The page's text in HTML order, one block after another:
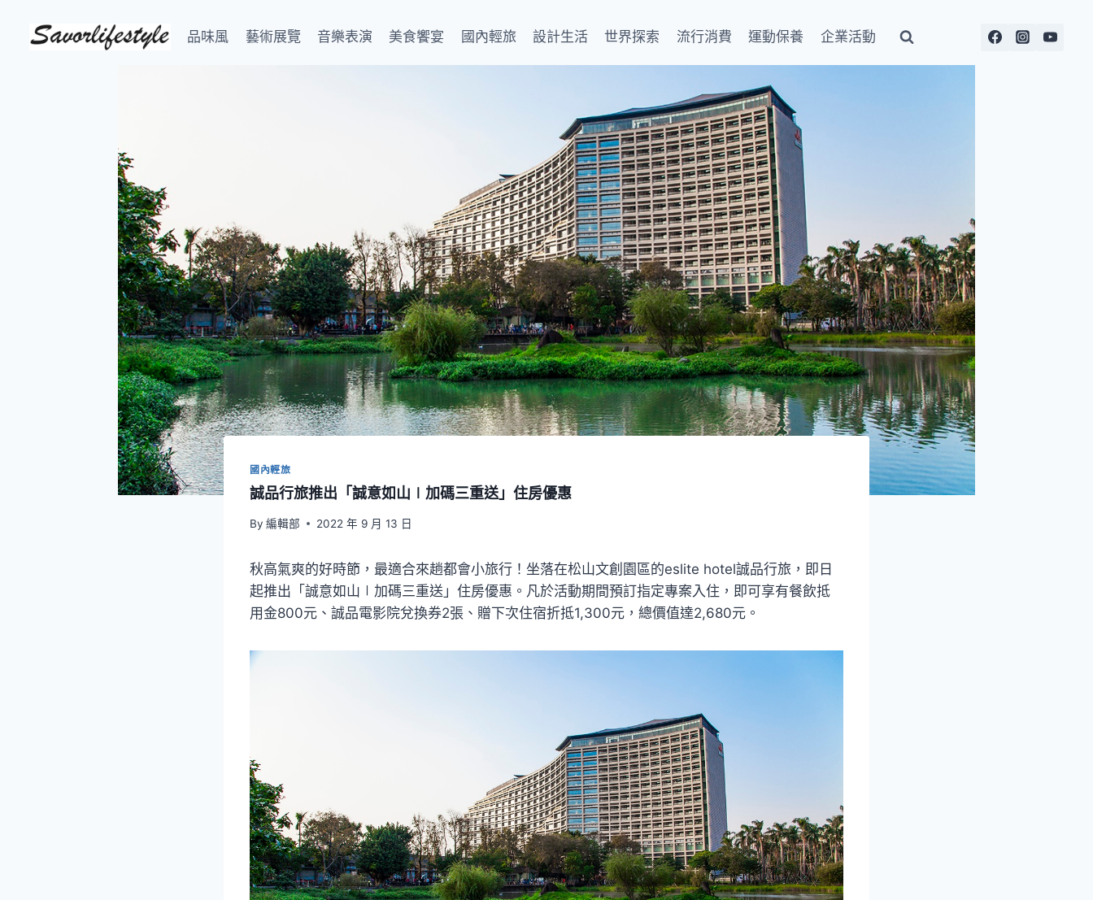
品味風 藝術展覽 音樂表演 美食饗宴 國內輕旅 設計生活 世界探索 流行消費 運動保養 企業活動
國內輕旅
誠品行旅推出「誠意如山∣加碼三重送」住房優惠
By 編輯部 2022 年 9 月 13 日
秋高氣爽的好時節，最適合來趟都會小旅行！坐落在松山文創園區的eslite hotel誠品行旅，即日
起推出「誠意如山∣加碼三重送」住房優惠。凡於活動期間預訂指定專案入住，即可享有餐飲抵
用金800元、誠品電影院兌換券2張、贈下次住宿折抵1,300元，總價值達2,680元。